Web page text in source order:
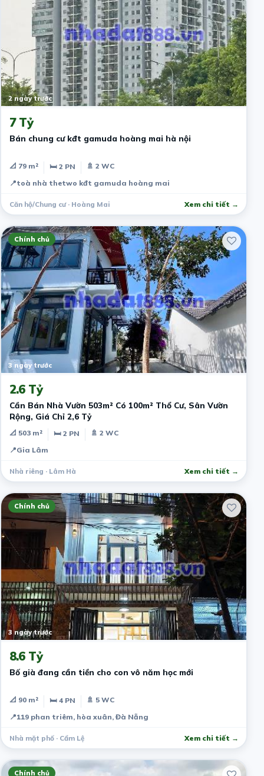
2 ngày trước
7 Tỷ
Bán chung cư kđt gamuda hoàng mai hà nội
📐 79 m² 🛏 2 PN
🚿 2 WC
📍toà nhà thetwo kđt gamuda hoàng mai
Căn hộ/Chung cư · Hoàng Mai Xem chi tiết →
Chính chủ
3 ngày trước
2.6 Tỷ
Cần Bán Nhà Vườn 503m² Có 100m² Thổ Cư, Sân Vườn
Rộng, Giá Chỉ 2,6 Tỷ
📐 503 m² 🛏 2 PN
🚿 2 WC
📍Gia Lâm
Nhà riêng · Lâm Hà Xem chi tiết →
Chính chủ
3 ngày trước
8.6 Tỷ
Bố già đang cần tiền cho con vô năm học mới
📐 90 m² 🛏 4 PN
🚿 5 WC
📍119 phan triêm, hòa xuân, Đà Nẵng
Nhà mặt phố · Cẩm Lệ Xem chi tiết →
Chính chủ